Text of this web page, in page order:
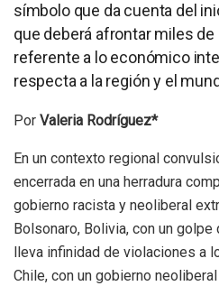
símbolo que da cuenta del
que deberá afrontar miles
referente a lo económico
respecta a la región y el
Por Valeria Rodríguez*
En un contexto regional
encerrada en una herradura
gobierno racista y neoliberal
Bolsonaro, Bolivia, con un
lleva infinidad de violaciones a
Chile, con un gobierno